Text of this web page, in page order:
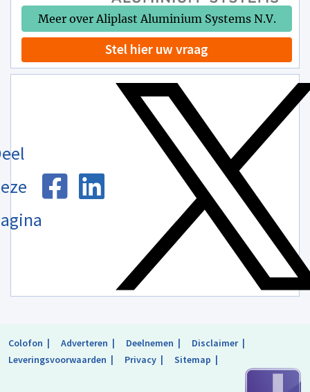
Meer over Aliplast Aluminium Systems N.V.
Stel hier uw vraag
Colofon Adverteren Deelnemen
Disclaimer
Leveringsvoorwaarden
Privacy Sitemap